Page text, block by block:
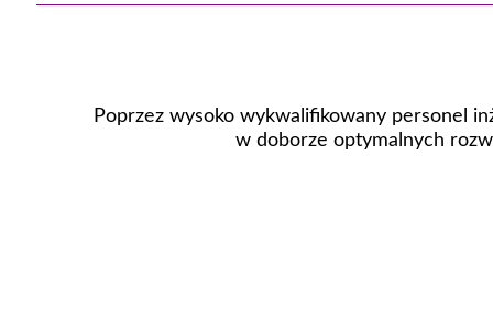
Poprzez wysoko wykwalifikowany personel
w doborze optymalnych